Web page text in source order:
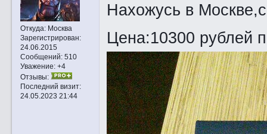
Откуда:Москва
Зарегистрирован:
24.06.2015
Сообщений:510
Уважение: +4
Отзывы:
Последний визит:
24.05.2023 21:44
Нахожусь в
Цена:10300 рублей